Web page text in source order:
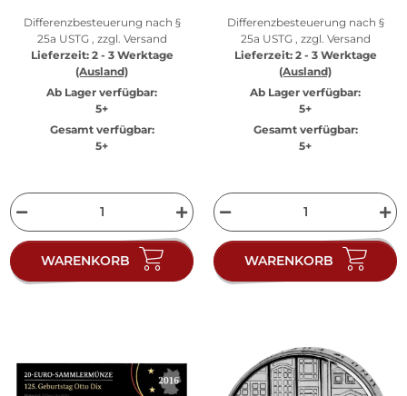
Differenzbesteuerung nach §
25a USTG , zzgl. Versand
Lieferzeit: 2 - 3 Werktage
(Ausland)
Ab Lager verfügbar:
5+
Gesamt verfügbar:
5+
WARENKORB
Differenzbesteuerung nach §
25a USTG , zzgl. Versand
Lieferzeit: 2 - 3 Werktage
(Ausland)
Ab Lager verfügbar:
5+
Gesamt verfügbar:
5+
WARENKORB